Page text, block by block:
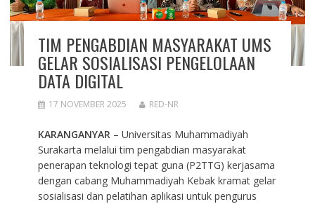
TIM PENGABDIAN MASYARAKAT UMS
GELAR SOSIALISASI PENGELOLAAN
DATA DIGITAL
17 NOVEMBER 2025 RED-NR
KARANGANYAR– Universitas Muhammadiyah
Surakarta melalui tim pengabdian masyarakat
penerapan teknologi tepat guna (P2TTG) kerjasama
dengan cabang Muhammadiyah Kebak kramat gelar
sosialisasi dan pelatihan aplikasi untuk pengurus